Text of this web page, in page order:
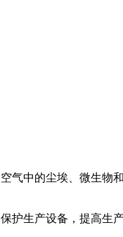
中的尘埃、微生物
护生产设备，提高生产